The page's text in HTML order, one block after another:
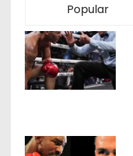
Popular